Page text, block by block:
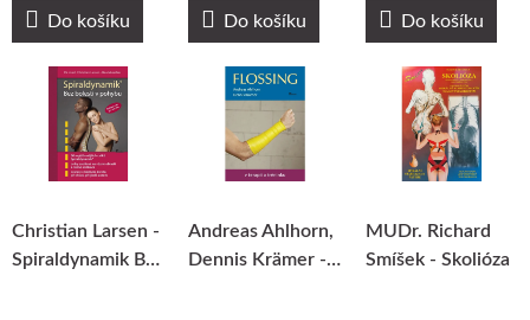
Do košíku
Do košíku
Do košíku
Christian Larsen -
Spiraldynamik Bez
Andreas Ahlhorn,
Dennis Krämer -
MUDr. Richard
Smíšek - Skolióza